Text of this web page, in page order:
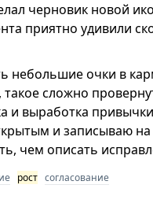
черновик новой
приятно удивили
небольшие очки в
такое сложно
и выработка
и записываю
чем описать
рост согласование